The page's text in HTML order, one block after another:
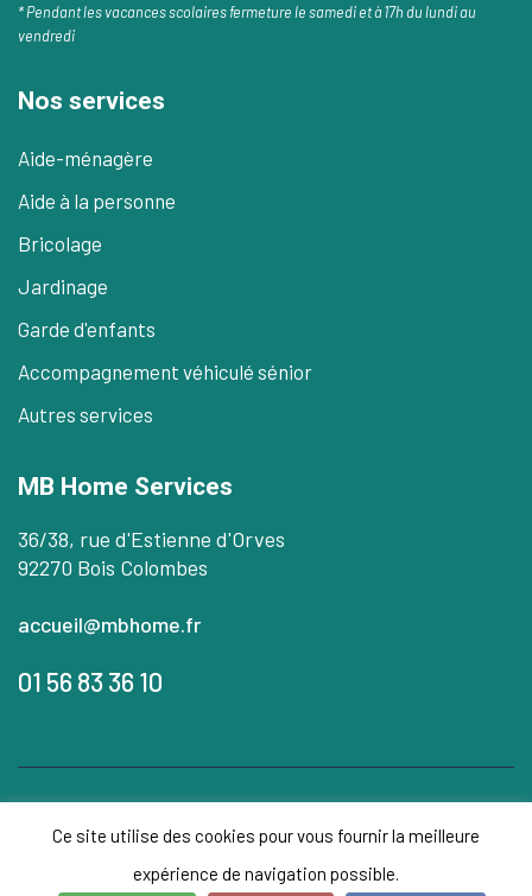
* Pendant les vacances scolaires fermeture le samedi et à 17h du lundi au
vendredi
Nos services
Aide-ménagère
Aide à la personne
Bricolage
Jardinage
Garde d'enfants
Accompagnement véhiculé sénior
Autres services
MB Home Services
36/38, rue d'Estienne d'Orves
92270 Bois Colombes
accueil@mbhome.fr
01 56 83 36 10
réservés
Ce site utilise des cookies pour vous fournir la meilleure
expérience de navigation possible.